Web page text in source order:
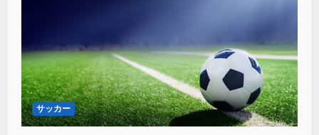
サッカー